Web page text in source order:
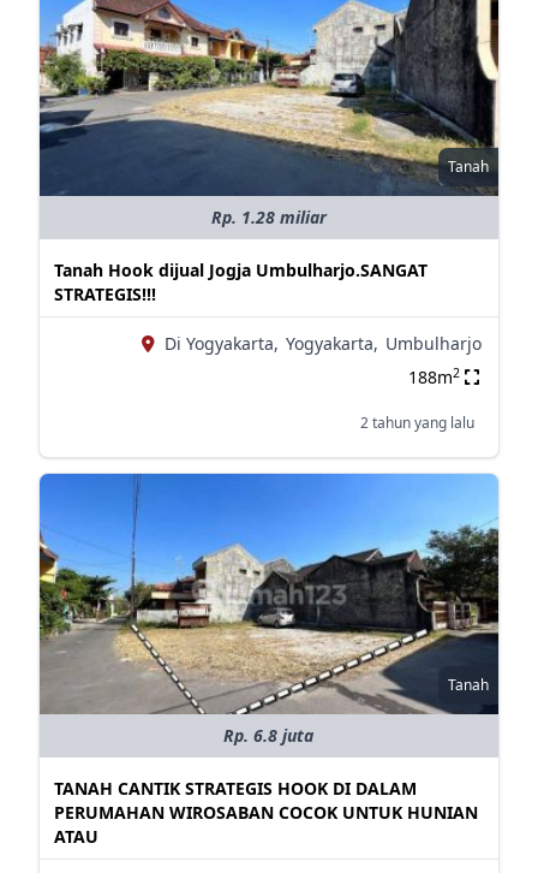
Tanah
Rp. 1.28 miliar
Tanah Hook dijual Jogja Umbulharjo.SANGAT
STRATEGIS!!!
Di Yogyakarta, Yogyakarta, Umbulharjo
188m2
2 tahun yang lalu
Tanah
Rp. 6.8 juta
TANAH CANTIK STRATEGIS HOOK DI DALAM
PERUMAHAN WIROSABAN COCOK UNTUK HUNIAN
ATAU